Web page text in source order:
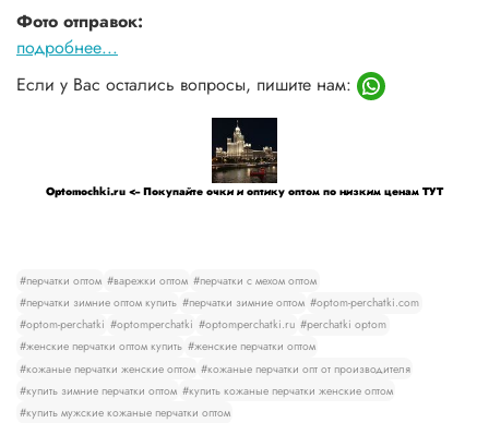
Фото отправок:
подробнее...
Если у Вас остались вопросы, пишите нам:
Optomochki.ru <-- Покупайте очки и оптику оптом по низким ценам ТУТ
#перчатки оптом #варежки оптом #перчатки с мехом оптом
#перчатки зимние оптом купить #перчатки зимние оптом #optom-perchatki.com
#optom-perchatki #optomperchatki #optomperchatki.ru #perchatki optom
#женские перчатки оптом купить #женские перчатки оптом
#кожаные перчатки женские оптом #кожаные перчатки опт от производителя
#купить зимние перчатки оптом #купить кожаные перчатки женские оптом
#купить мужские кожаные перчатки оптом